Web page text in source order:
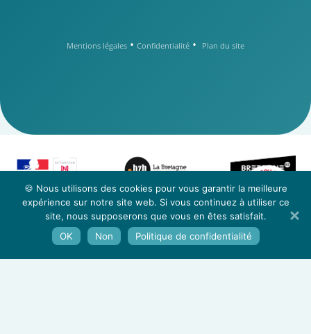
C
C
o
o
n
t
t
a
a
c
t
e
z
-n
n
o
o
u
u
s
s
Mentions légales • Confidentialité • Plan du site
🍪 Nous utilisons des cookies pour vous garantir la meilleure
expérience sur notre site web. Si vous continuez à utiliser ce
site, nous supposerons que vous en êtes satisfait.
OK
Non Politique de confidentialité